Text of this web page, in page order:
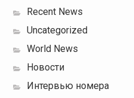
Recent News
Uncategorized
World News
Новости
Интервью номера